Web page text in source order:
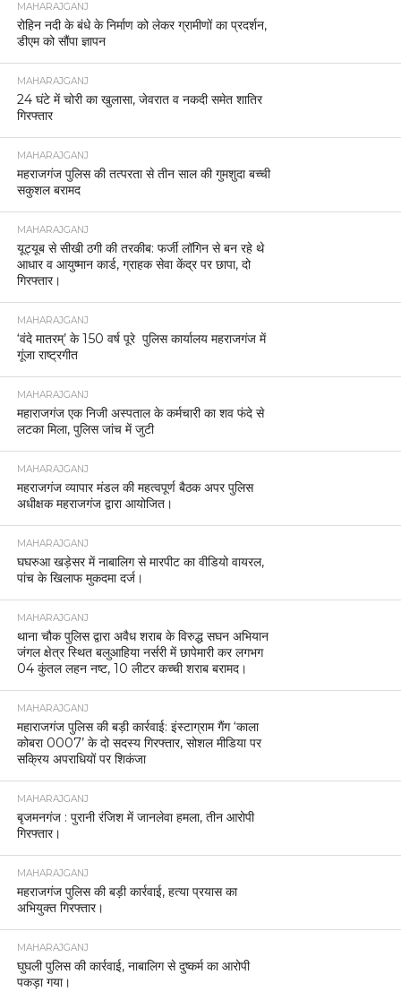
MAHARAJGANJ
रोहिन नदी के बंधे के निर्माण को लेकर ग्रामीणों का प्रदर्शन,
डीएम को सौंपा ज्ञापन
MAHARAJGANJ
24 घंटे में चोरी का खुलासा, जेवरात व नकदी समेत शातिर
गिरफ्तार
MAHARAJGANJ
महराजगंज पुलिस की तत्परता से तीन साल की गुमशुदा बच्ची
सकुशल बरामद
MAHARAJGANJ
यूट्यूब से सीखी ठगी की तरकीब: फर्जी लॉगिन से बन रहे थे
आधार व आयुष्मान कार्ड, ग्राहक सेवा केंद्र पर छापा, दो
गिरफ्तार।
MAHARAJGANJ
‘वंदे मातरम्’ के 150 वर्ष पूरे पुलिस कार्यालय महराजगंज में
गूंजा राष्ट्रगीत
MAHARAJGANJ
महाराजगंज एक निजी अस्पताल के कर्मचारी का शव फंदे से
लटका मिला, पुलिस जांच में जुटी
MAHARAJGANJ
महराजगंज व्यापार मंडल की महत्वपूर्ण बैठक अपर पुलिस
अधीक्षक महराजगंज द्वारा आयोजित।
MAHARAJGANJ
घघरुआ खड़ेसर में नाबालिग से मारपीट का वीडियो वायरल,
पांच के खिलाफ मुकदमा दर्ज।
MAHARAJGANJ
थाना चौक पुलिस द्वारा अवैध शराब के विरुद्ध सघन अभियान
जंगल क्षेत्र स्थित बलुआहिया नर्सरी में छापेमारी कर लगभग
04 कुंतल लहन नष्ट, 10 लीटर कच्ची शराब बरामद।
MAHARAJGANJ
महाराजगंज पुलिस की बड़ी कार्रवाई: इंस्टाग्राम गैंग ‘काला
कोबरा 0007’ के दो सदस्य गिरफ्तार, सोशल मीडिया पर
सक्रिय अपराधियों पर शिकंजा
MAHARAJGANJ
बृजमनगंज : पुरानी रंजिश में जानलेवा हमला, तीन आरोपी
गिरफ्तार।
MAHARAJGANJ
महराजगंज पुलिस की बड़ी कार्रवाई, हत्या प्रयास का
अभियुक्त गिरफ्तार।
MAHARAJGANJ
घुघली पुलिस की कार्रवाई, नाबालिग से दुष्कर्म का आरोपी
पकड़ा गया।